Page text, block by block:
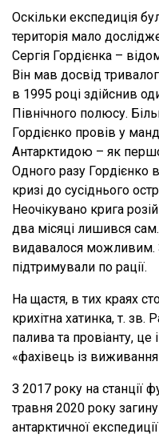
Оскільки експедиція
територія мало
Сергія Гордієнка –
Він мав досвід
в 1995 році здійснив
Північного полюсу.
Гордієнко провів у
Антарктидою – як
Одного разу Гордієнко
кризі до сусіднього
Неочікувано крига
два місяці лишився
видавалося можливим.
підтримували по рації.
На щастя, в тих краях
крихітна хатинка, т. зв.
палива та провіанту, це
«фахівець із
З 2017 року на станції
травня 2020 року
антарктичної